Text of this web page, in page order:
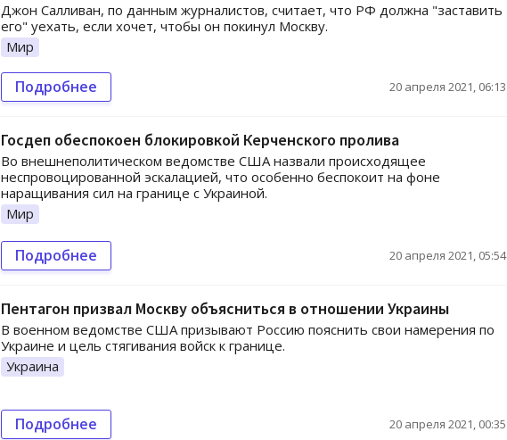
Джон Салливан, по данным журналистов, считает, что РФ должна "заставить
его" уехать, если хочет, чтобы он покинул Москву.
Мир
Подробнее 20 апреля 2021, 06:13
Госдеп обеспокоен блокировкой Керченского пролива
Во внешнеполитическом ведомстве США назвали происходящее
неспровоцированной эскалацией, что особенно беспокоит на фоне
наращивания сил на границе с Украиной.
Мир
Подробнее 20 апреля 2021, 05:54
Пентагон призвал Москву объясниться в отношении Украины
В военном ведомстве США призывают Россию пояснить свои намерения по
Украине и цель стягивания войск к границе.
Украина
Подробнее 20 апреля 2021, 00:35